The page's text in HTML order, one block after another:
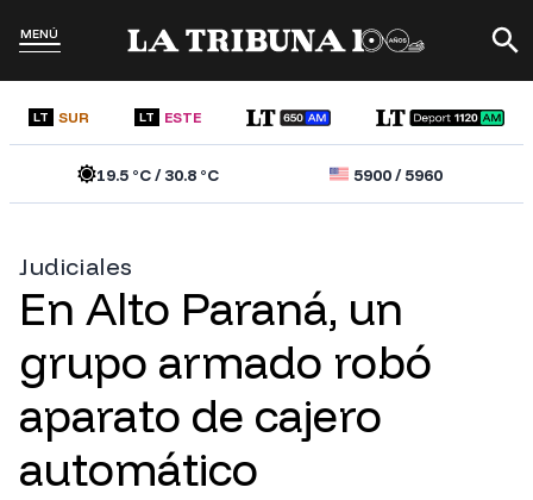
MENÚ
LT SUR LT ESTE
19.5°C /30.8°C 5900/5960
Judiciales
En Alto Paraná, un
grupo armado robó
aparato de cajero
automático